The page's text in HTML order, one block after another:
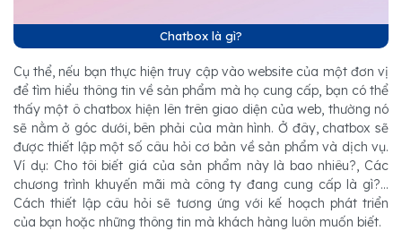
Chatbox là gì?
Cụ thể, nếu bạn thực hiện truy cập vào website của một đơn vị
để tìm hiểu thông tin về sản phẩm mà họ cung cấp, bạn có thể
thấy một ô chatbox hiện lên trên giao diện của web, thường nó
sẽ nằm ở góc dưới, bên phải của màn hình. Ở đây, chatbox sẽ
được thiết lập một số câu hỏi cơ bản về sản phẩm và dịch vụ.
Ví dụ: Cho tôi biết giá của sản phẩm này là bao nhiêu?, Các
chương trình khuyến mãi mà công ty đang cung cấp là gì?...
Cách thiết lập câu hỏi sẽ tương ứng với kế hoạch phát triển
của bạn hoặc những thông tin mà khách hàng luôn muốn biết.